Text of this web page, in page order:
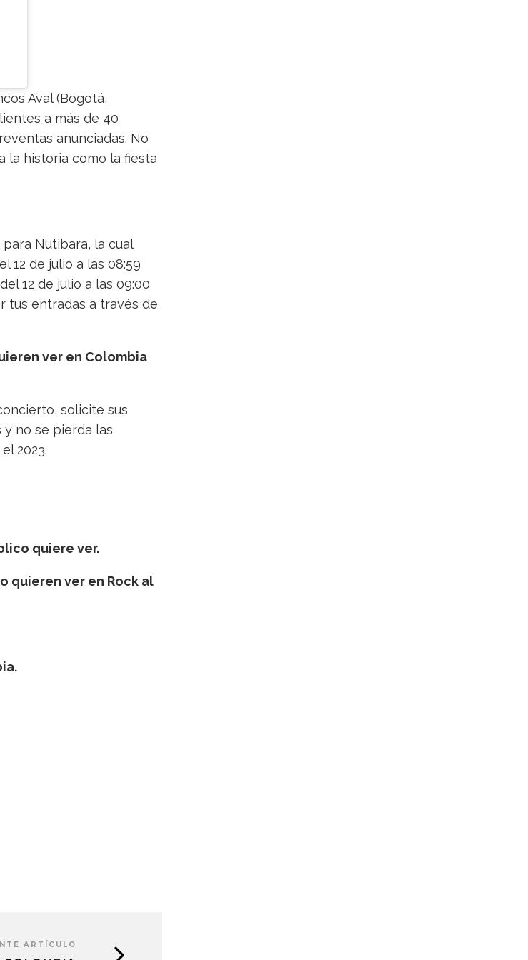
Aval (Bogotá,
a más de 40
anunciadas. No
la historia como la fiesta
Nutibara, la cual
12 de julio a las 08:59
12 de julio a las 09:00
tus entradas a través de
ver en Colombia
solicite sus
y no se pierda las
2023.
quiere ver.
quieren ver en Rock al
ARTÍCULO